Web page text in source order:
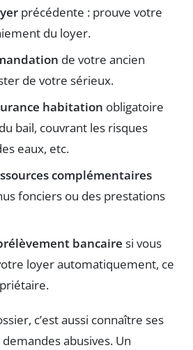
précédente : prouve votre
du loyer.
de votre ancien
de votre sérieux.
habitation obligatoire
bail, couvrant les risques
eaux, etc.
complémentaires
fonciers ou des prestations
bancaire si vous
loyer automatiquement, ce
c’est aussi connaître ses
abusives. Un